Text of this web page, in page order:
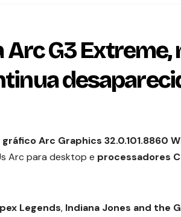
G3 Extreme,
Arc Graphics 32.0.101.8860
Arc para desktop e processadores
Legends, Indiana Jones and the